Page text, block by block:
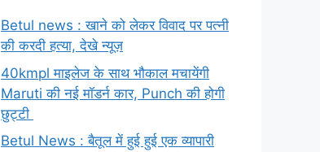
Betul news : खाने को लेकर विवाद पर पत्नी
की करदी हत्या, देखे न्यूज़
40kmpl माइलेज के साथ भौकाल मचायेंगी
Maruti की नई मॉडर्न कार, Punch की होगी
छुट्टी
Betul News : बैतूल में हुई हुई एक व्यापारी